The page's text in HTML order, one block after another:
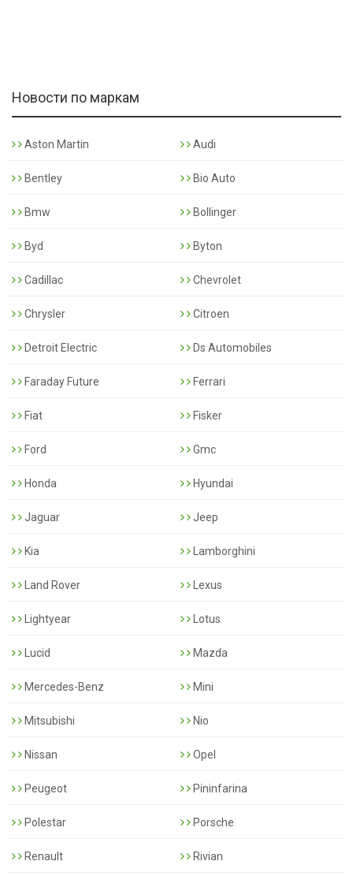
Новости по маркам
Aston Martin Audi
Bentley Bio Auto
Bmw Bollinger
Byd Byton
Cadillac Chevrolet
Chrysler Citroen
Detroit Electric Ds Automobiles
Faraday Future Ferrari
Fiat Fisker
Ford Gmc
Honda Hyundai
Jaguar Jeep
Kia Lamborghini
Land Rover Lexus
Lightyear Lotus
Lucid Mazda
Mercedes-Benz Mini
Mitsubishi Nio
Nissan Opel
Peugeot Pininfarina
Polestar Porsche
Renault Rivian